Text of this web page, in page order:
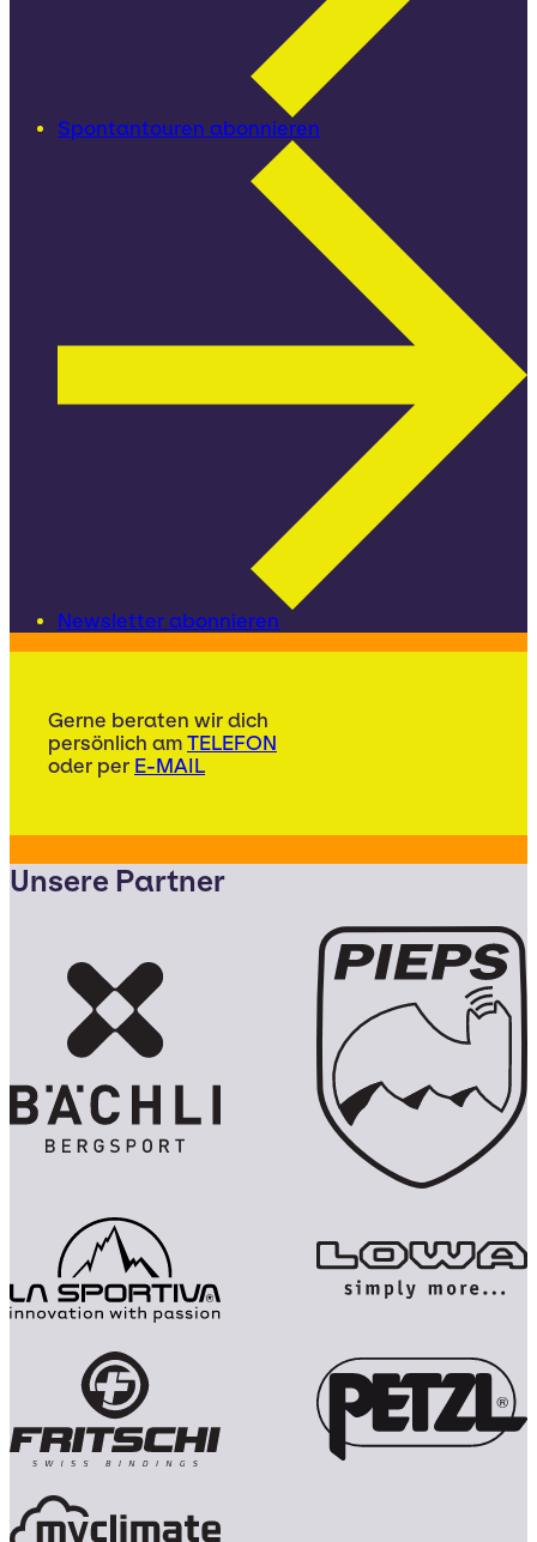
Spontantouren abonnieren
Newsletter abonnieren
Gerne beraten wir dich
persönlich am TELEFON
oder per E-MAIL
Unsere Partner